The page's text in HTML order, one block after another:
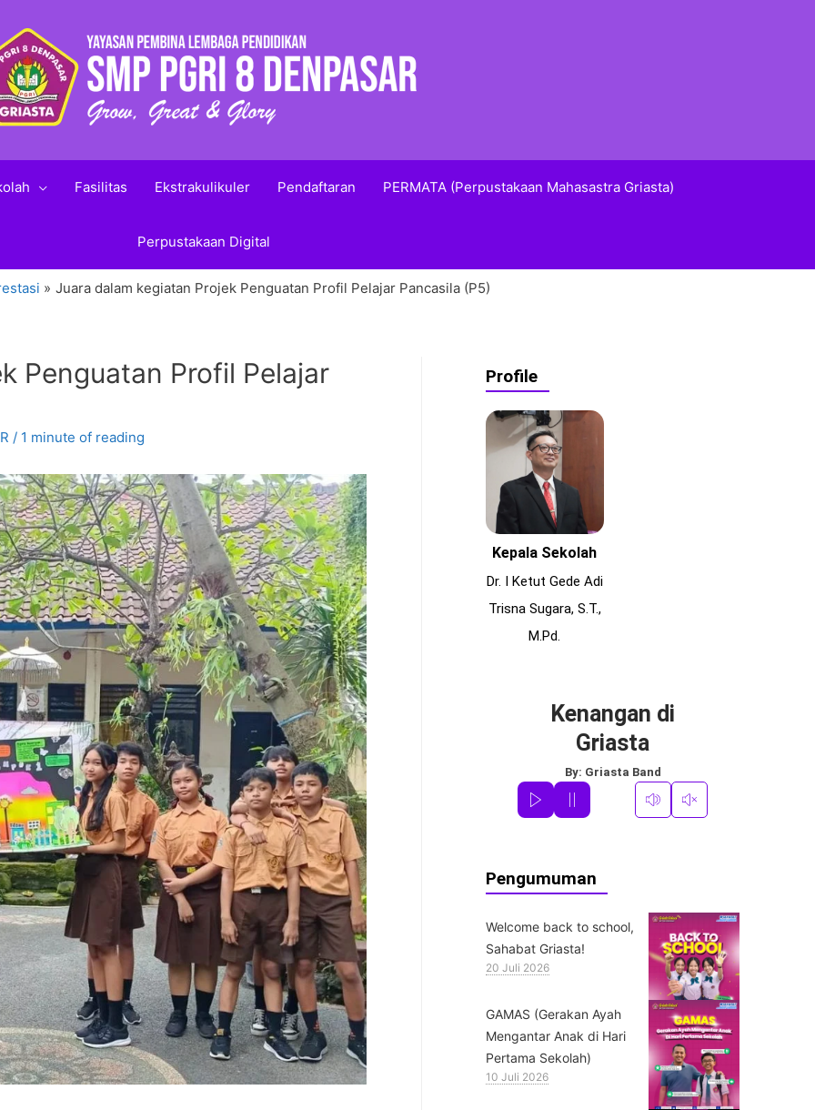
Fasilitas Ekstrakulikuler Pendaftaran PERMATA (Perpustakaan Mahasastra Griasta)
Perpustakaan Digital
Juara dalam kegiatan Projek Penguatan Profil Pelajar Pancasila (P5)
Penguatan Profil Pelajar
/ 1 minute of reading
Profile
Kepala Sekolah
Dr. I Ketut Gede Adi
Trisna Sugara, S.T.,
M.Pd.
Kenangan di
Griasta
By: Griasta Band
Pengumuman
Welcome back to school,
Sahabat Griasta!
20 Juli 2026
GAMAS (Gerakan Ayah
Mengantar Anak di Hari
Pertama Sekolah)
10 Juli 2026